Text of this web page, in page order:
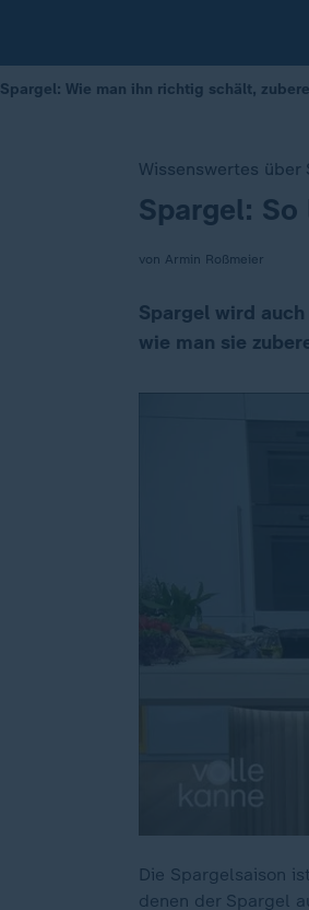
Spargel: Wie man ihn richtig schält,
Wissenswertes über
:
Spargel:
von Armin Roßmeier
Spargel wird
wie man sie
Die Spargelsaison
denen der Spargel